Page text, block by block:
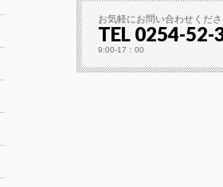
お気軽にお問い合わせくださ
TEL 0254-52-
9:00-17：00